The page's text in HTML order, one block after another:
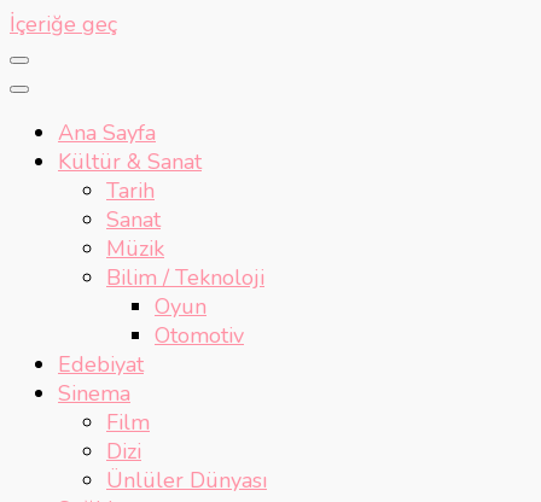
İçeriğe geç
Ana Sayfa
Kültür & Sanat
Tarih
Sanat
Müzik
Bilim / Teknoloji
Oyun
Otomotiv
Edebiyat
Sinema
Film
Dizi
Ünlüler Dünyası